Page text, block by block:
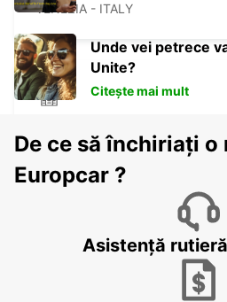
VENEZIA - ITALY
VENEZIA - ITALY
VENICE
Unde vei petrece
Unite?
Citește mai mult
De ce să închiriați o
Europcar ?
Asistență